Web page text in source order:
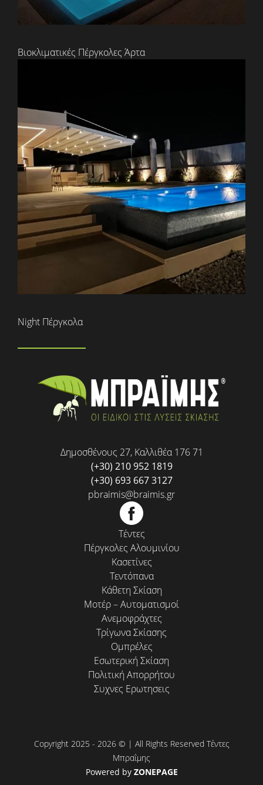
Βιοκλιματικές Πέργκολες Άρτα
Night Πέργκολα
Δημοσθένους 27, Καλλιθέα 176 71
(+30) 210 952 1819
(+30) 693 667 3127
pbraimis@braimis.gr
Τέντες
Πέργκολες Αλουμινίου
Κασετίνες
Τεντόπανα
Κάθετη Σκίαση
Μοτέρ – Αυτοματισμοί
Ανεμοφράχτες
Τρίγωνα Σκίασης
Ομπρέλες
Εσωτερική Σκίαση
Πολιτική Απορρήτου
Συχνες Ερωτησεις
Copyright 2025 - 2026 © | All Rights Reserved Τέντες
Μπραΐμης
Powered by ZONEPAGE